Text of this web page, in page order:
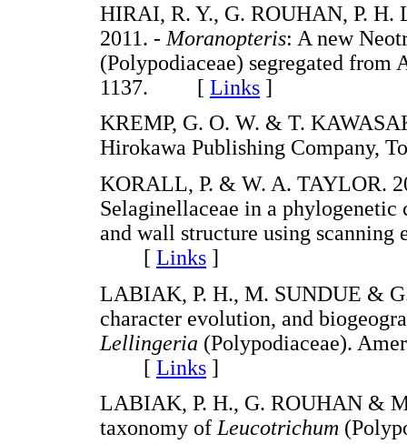
HIRAI, R. Y., G. ROUHAN, P.
2011. - Moranopteris: A new
(Polypodiaceae) segregated from
1137. [ Links ]
KREMP, G. O. W. & T.
Hirokawa Publishing
KORALL, P. & W. A. TAYLOR.
Selaginellaceae in a phylogenetic
and wall structure using scanning
[ Links ]
LABIAK, P. H., M. SUNDUE &
character evolution, and
Lellingeria (Polypodiaceae).
[ Links ]
LABIAK, P. H., G. ROUHAN &
taxonomy ofLeucotrichum